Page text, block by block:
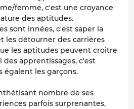
femme, c'est une croyance
des aptitudes.
sont innées, c'est saper la
les détourner des carrières
les aptitudes peuvent croitre
apprentissages, c'est
égalent les garçons.
nombre de ses
parfois surprenantes,